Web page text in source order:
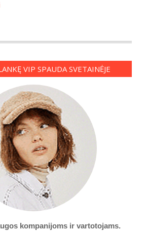
VIP SPAUDA SVETAINĖJE
kompanijoms ir vartotojams.